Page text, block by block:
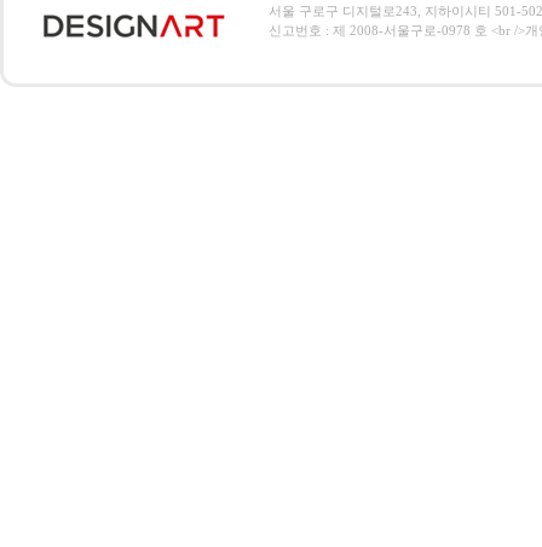
서울 구로구 디지털로243, 지하이시티 501-
신고번호 : 제 2008-서울구로-0978 호 <br />